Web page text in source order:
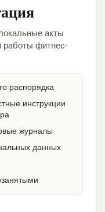
акты
работы фитнес-
распорядка
инструкции
журналы
данных